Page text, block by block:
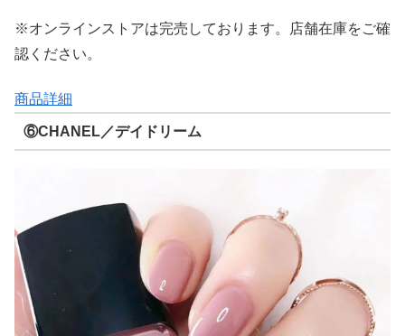
※オンラインストアは完売しております。店舗在庫をご確
認ください。
商品詳細
⑥CHANEL／デイドリーム